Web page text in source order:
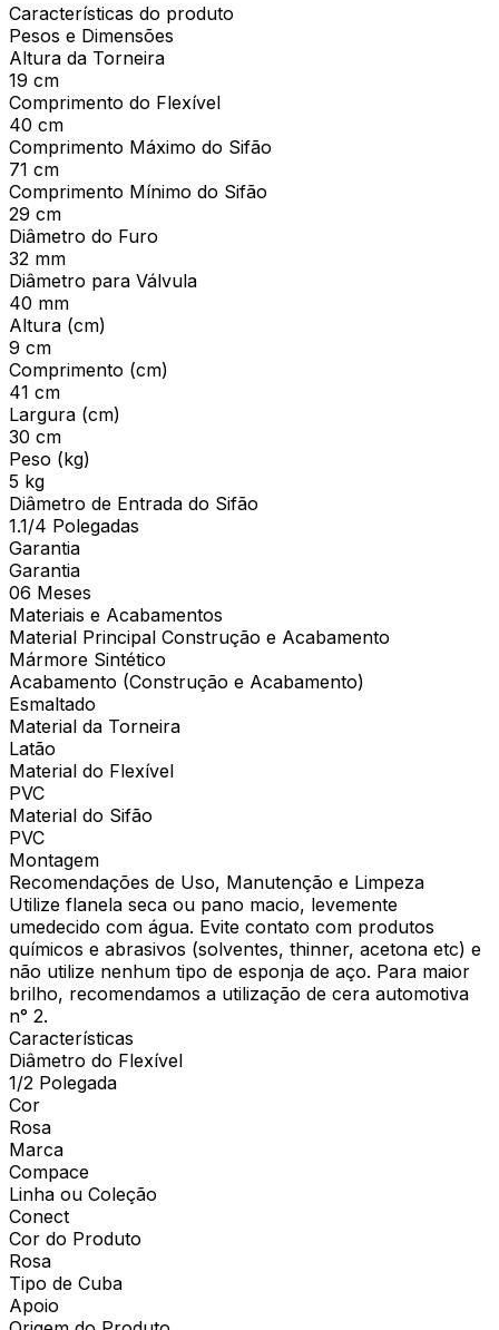
Características do produto
Pesos e Dimensões
Altura da Torneira
19 cm
Comprimento do Flexível
40 cm
Comprimento Máximo do Sifão
71 cm
Comprimento Mínimo do Sifão
29 cm
Diâmetro do Furo
32 mm
Diâmetro para Válvula
40 mm
Altura (cm)
9 cm
Comprimento (cm)
41 cm
Largura (cm)
30 cm
Peso (kg)
5 kg
Diâmetro de Entrada do Sifão
1.1/4 Polegadas
Garantia
Garantia
06 Meses
Materiais e Acabamentos
Material Principal Construção e Acabamento
Mármore Sintético
Acabamento (Construção e Acabamento)
Esmaltado
Material da Torneira
Latão
Material do Flexível
PVC
Material do Sifão
PVC
Montagem
Recomendações de Uso, Manutenção e Limpeza
Utilize flanela seca ou pano macio, levemente
umedecido com água. Evite contato com produtos
químicos e abrasivos (solventes, thinner, acetona etc) e
não utilize nenhum tipo de esponja de aço. Para maior
brilho, recomendamos a utilização de cera automotiva
n° 2.
Características
Diâmetro do Flexível
1/2 Polegada
Cor
Rosa
Marca
Compace
Linha ou Coleção
Conect
Cor do Produto
Rosa
Tipo de Cuba
Apoio